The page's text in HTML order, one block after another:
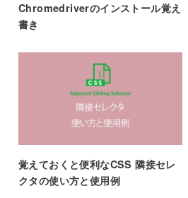
Chromedriverのインストール覚え
書き
覚えておくと便利なCSS 隣接セレ
クタの使い方と使用例